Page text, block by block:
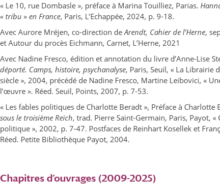
« Le 10, rue Dombasle », préface à Marina Touilliez, Parias.
« tribu » en France, Paris, L’Echappée, 2024, p. 9-18.
Avec Aurore Mréjen, co-direction deArendt, Cahier de l’Herne,
et Autour du procès Eichmann, Carnet, L’Herne, 2021
Avec Nadine Fresco, édition et annotation du livre d’Anne-Lise
déporté. Camps, histoire, psychanalyse, Paris, Seuil, « La Librairie
siècle », 2004, précédé de Nadine Fresco, Martine Leibovici, «
l’œuvre ». Réed. Seuil, Points, 2007, p. 7-53.
« Les fables politiques de Charlotte Beradt », Préface à Charlotte
sous le troisième Reich, trad. Pierre Saint-Germain, Paris, Payot, «
politique », 2002, p. 7-47. Postfaces de Reinhart Kosellek et
Réed. Petite Bibliothèque Payot, 2004.
Chapitres d’ouvrages (2009-2025)